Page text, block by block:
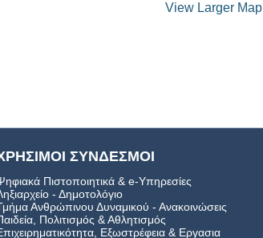
View Larger Map
ΣΥΝΔΕΣΜΟΙ
Πιστοποιητικά & e-Υπηρεσίες
- Δημοτολόγιο
Ανθρώπινου Δυναμικού - Ανακοινώσεις
Πολιτισμός & Αθλητισμός
Εξωστρέφεια & Εργασια